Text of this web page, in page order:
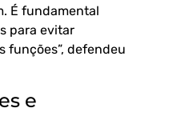
É fundamental
para evitar
funções”, defendeu
e